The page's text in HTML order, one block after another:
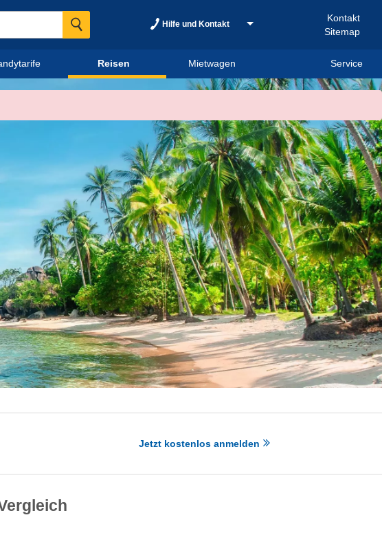
Hilfe und Kontakt
Kontakt
Sitemap
Reisen Mietwagen Service
Jetzt kostenlos anmelden